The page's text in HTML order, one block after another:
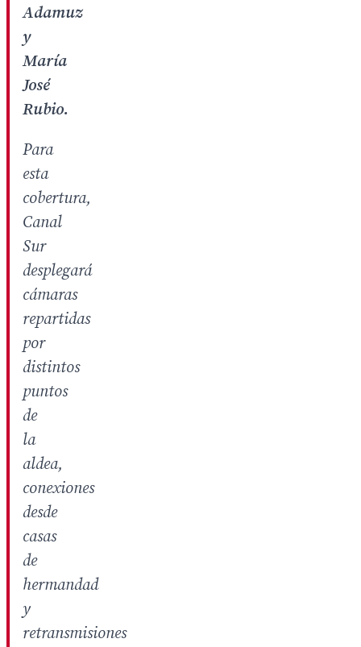
Adamuz
y
María
José
Rubio.
Para
esta
cobertura,
Canal
Sur
desplegará
cámaras
repartidas
por
distintos
puntos
de
la
aldea,
conexiones
desde
casas
de
hermandad
y
retransmisiones